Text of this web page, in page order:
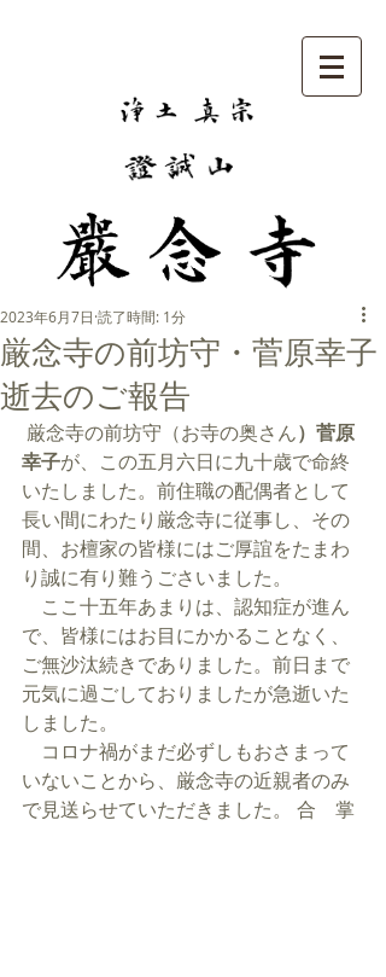
厳念寺の前坊守・菅原幸子
逝去のご報告
2023年6月7日 読了時間: 1分
厳念寺の前坊守（お寺の奥さん）菅原
幸子が、この五月六日に九十歳で命終
いたしました。前住職の配偶者として
長い間にわたり厳念寺に従事し、その
間、お檀家の皆様にはご厚誼をたまわ
り誠に有り難うごさいました。
ここ十五年あまりは、認知症が進ん
で、皆様にはお目にかかることなく、
ご無沙汰続きでありました。前日まで
元気に過ごしておりましたが急逝いた
しました。
コロナ禍がまだ必ずしもおさまって
いないことから、厳念寺の近親者のみ
で見送らせていただきました。 合　掌